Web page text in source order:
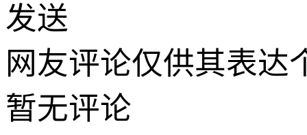
发送
网友评论仅供其表达
暂无评论